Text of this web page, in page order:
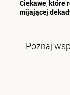
Ciekawe, które
mijającej
Poznaj